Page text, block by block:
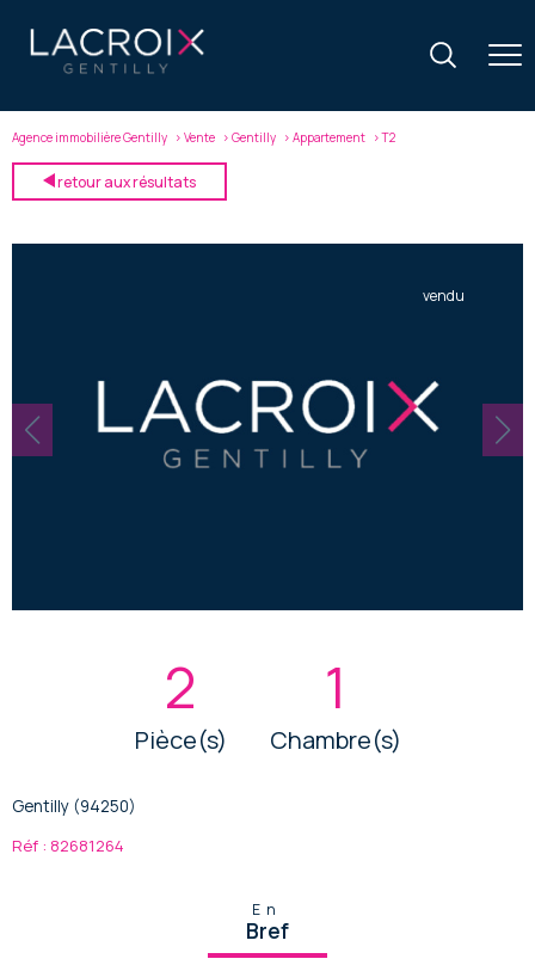
Agence immobilière Gentilly Vente Gentilly Appartement T2
retour aux résultats
vendu
2
Pièce(s)
1
Chambre(s)
Gentilly (94250)
Réf : 82681264
En
Bref